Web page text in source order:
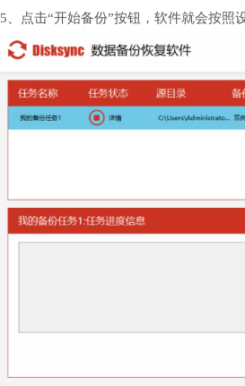
5、点击“开始备份”按钮，软件就会按